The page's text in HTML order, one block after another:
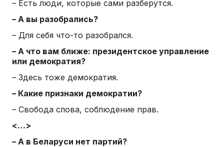
– Есть люди, которые сами разберутся.
– А вы разобрались?
– Для себя что-то разобрался.
– А что вам ближе: президентское управление
или демократия?
– Здесь тоже демократия.
– Какие признаки демократии?
– Свобода слова, соблюдение прав.
<…>
– А в Беларуси нет партий?